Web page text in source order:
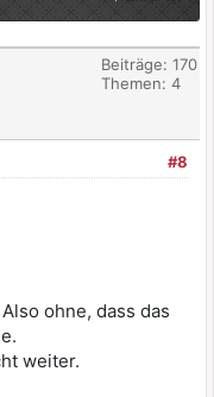
Beiträge: 170
Themen: 4
#8
ohne, dass das
weiter.